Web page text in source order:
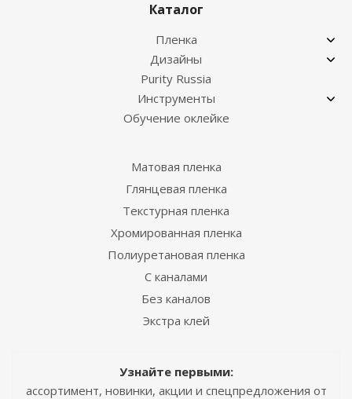
Каталог
Пленка
Дизайны
Purity Russia
Инструменты
Обучение оклейке
Матовая пленка
Глянцевая пленка
Текстурная пленка
Хромированная пленка
Полиуретановая пленка
С каналами
Без каналов
Экстра клей
Узнайте первыми:
ассортимент, новинки, акции и спецпредложения от